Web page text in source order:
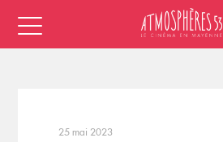
25 mai 2023